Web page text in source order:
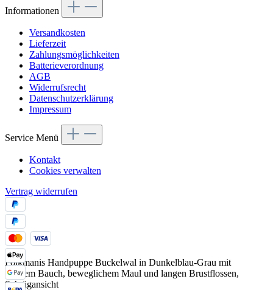
Folkmanis Handpuppe Buckelwal in Dunkelblau-Grau mit
weißem Bauch, beweglichem Maul und langen Brustflossen,
Schrägansicht
Informationen
Versandkosten
Lieferzeit
Zahlungsmöglichkeiten
Batterieverordnung
AGB
Widerrufsrecht
Datenschutzerklärung
Impressum
Service Menü
Kontakt
Cookies verwalten
Vertrag widerrufen